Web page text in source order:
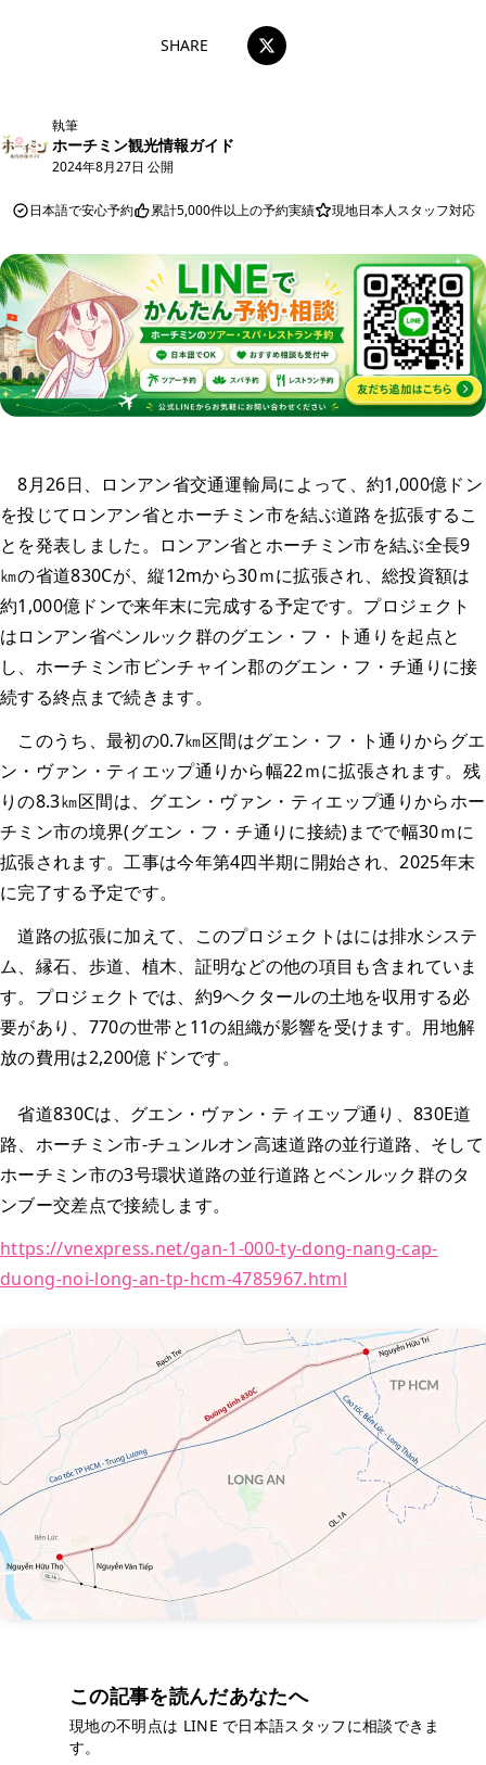
SHARE
執筆
ホーチミン観光情報ガイド
2024年8月27日 公開
日本語で安心予約 累計5,000件以上の予約実績 現地日本人スタッフ対応
8月26日、ロンアン省交通運輸局によって、約1,000億ドン
を投じてロンアン省とホーチミン市を結ぶ道路を拡張するこ
とを発表しました。ロンアン省とホーチミン市を結ぶ全長9
㎞の省道830Cが、縦12mから30ｍに拡張され、総投資額は
約1,000億ドンで来年末に完成する予定です。プロジェクト
はロンアン省ベンルック群のグエン・フ・ト通りを起点と
し、ホーチミン市ビンチャイン郡のグエン・フ・チ通りに接
続する終点まで続きます。
このうち、最初の0.7㎞区間はグエン・フ・ト通りからグエ
ン・ヴァン・ティエップ通りから幅22ｍに拡張されます。残
りの8.3㎞区間は、グエン・ヴァン・ティエップ通りからホー
チミン市の境界(グエン・フ・チ通りに接続)までで幅30ｍに
拡張されます。工事は今年第4四半期に開始され、2025年末
に完了する予定です。
道路の拡張に加えて、このプロジェクトはには排水システ
ム、縁石、歩道、植木、証明などの他の項目も含まれていま
す。プロジェクトでは、約9ヘクタールの土地を収用する必
要があり、770の世帯と11の組織が影響を受けます。用地解
放の費用は2,200億ドンです。
省道830Cは、グエン・ヴァン・ティエップ通り、830E道
路、ホーチミン市‐チュンルオン高速道路の並行道路、そして
ホーチミン市の3号環状道路の並行道路とベンルック群のタ
ンブー交差点で接続します。
https://vnexpress.net/gan-1-000-ty-dong-nang-cap-
duong-noi-long-an-tp-hcm-4785967.html
この記事を読んだあなたへ
現地の不明点は LINE で日本語スタッフに相談できま
す。